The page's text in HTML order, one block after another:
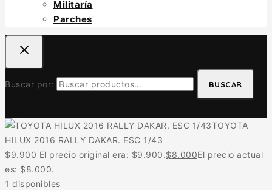
Militaría
Parches
Buscar por: BUSCAR
TOYOTA
HILUX 2016 RALLY DAKAR. ESC 1/43
$9.900 El precio original era: $9.900.$8.000El precio actual
es: $8.000.
1 disponibles